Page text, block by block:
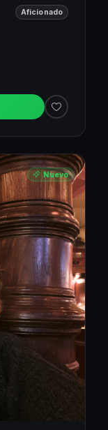
Aficionado
Nuevo